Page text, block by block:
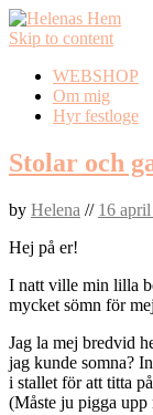
Skip to content
WEBSHOP
Om mig
Hyr festloge
Stolar och
by Helena // 16
Hej på er!
I natt ville min lilla
mycket sömn för
Jag la mej bredvid
jag kunde somna?
i stallet för att titta
(Måste ju pigga upp